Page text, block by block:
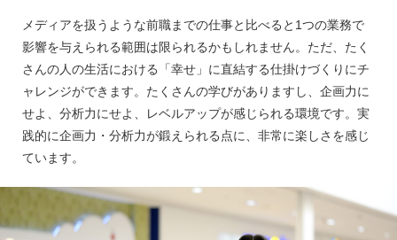
メディアを扱うような前職までの仕事と比べると1つの業務で
影響を与えられる範囲は限られるかもしれません。ただ、たく
さんの人の生活における「幸せ」に直結する仕掛けづくりにチ
ャレンジができます。たくさんの学びがありますし、企画力に
せよ、分析力にせよ、レベルアップが感じられる環境です。実
践的に企画力・分析力が鍛えられる点に、非常に楽しさを感じ
ています。